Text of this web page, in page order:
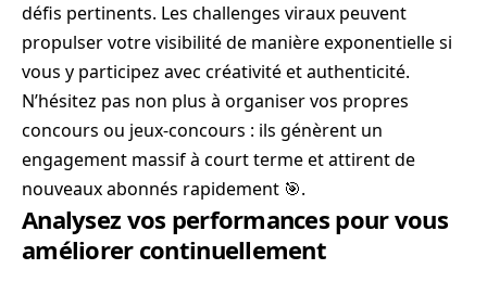
défis pertinents. Les challenges viraux peuvent
propulser votre visibilité de manière exponentielle si
vous y participez avec créativité et authenticité.
N’hésitez pas non plus à organiser vos propres
concours ou jeux-concours : ils génèrent un
engagement massif à court terme et attirent de
nouveaux abonnés rapidement 🎯.
Analysez vos performances pour vous
améliorer continuellement